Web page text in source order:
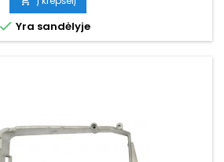
 Yra sandėlyje